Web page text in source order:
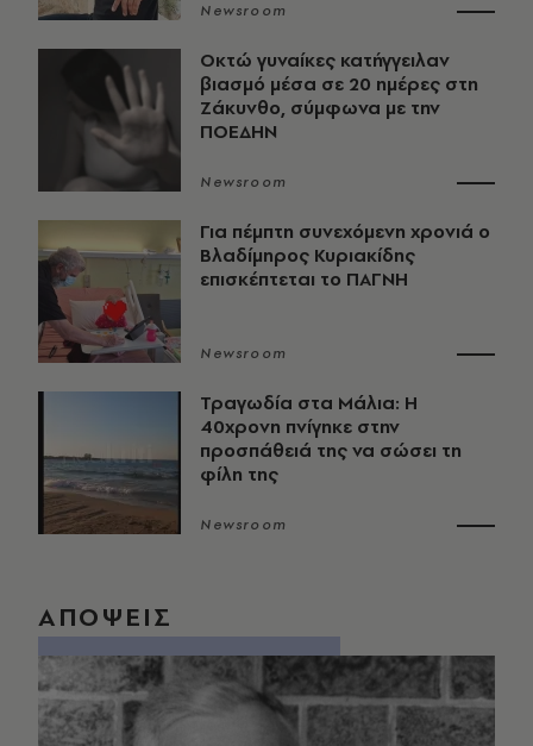
Newsroom
Οκτώ γυναίκες κατήγγειλαν
βιασμό μέσα σε 20 ημέρες στη
Ζάκυνθο, σύμφωνα με την
ΠΟΕΔΗΝ
Newsroom
Για πέμπτη συνεχόμενη χρονιά ο
Βλαδίμηρος Κυριακίδης
επισκέπτεται το ΠΑΓΝΗ
Newsroom
Τραγωδία στα Μάλια: Η
40χρονη πνίγηκε στην
προσπάθειά της να σώσει τη
φίλη της
Newsroom
ΑΠΟΨΕΙΣ